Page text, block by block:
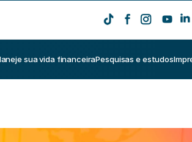
sua vida financeiraPesquisas e estudos